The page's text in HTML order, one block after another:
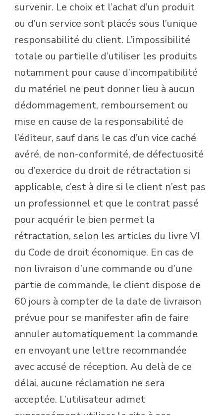
survenir. Le choix et l’achat d’un produit
ou d’un service sont placés sous l’unique
responsabilité du client. L’impossibilité
totale ou partielle d’utiliser les produits
notamment pour cause d’incompatibilité
du matériel ne peut donner lieu à aucun
dédommagement, remboursement ou
mise en cause de la responsabilité de
l’éditeur, sauf dans le cas d’un vice caché
avéré, de non-conformité, de défectuosité
ou d’exercice du droit de rétractation si
applicable, c’est à dire si le client n’est pas
un professionnel et que le contrat passé
pour acquérir le bien permet la
rétractation, selon les articles du livre VI
du Code de droit économique. En cas de
non livraison d’une commande ou d’une
partie de commande, le client dispose de
60 jours à compter de la date de livraison
prévue pour se manifester afin de faire
annuler automatiquement la commande
en envoyant une lettre recommandée
avec accusé de réception. Au delà de ce
délai, aucune réclamation ne sera
acceptée. L’utilisateur admet